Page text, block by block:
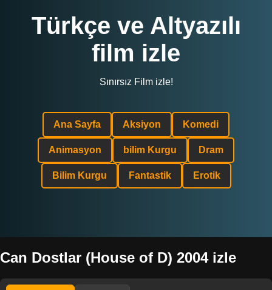
Türkçe ve Altyazılı
film izle
Sınırsız Film izle!
Ana Sayfa Aksiyon Komedi
Animasyon bilim Kurgu Dram
Bilim Kurgu Fantastik Erotik
Can Dostlar (House of D) 2004 izle